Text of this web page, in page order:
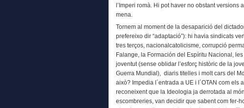
l’Imperi romà. Hi pot haver no obstant
mena.
Tornem al moment de la desaparició del
prefereixo dir “adaptació”): hi havia sindicats
tres terços, nacionalcatolicisme, corrupció
Falange, la Formación del Espíritu Nacional,
joventut (sense oblidar l’esforç històric de la
Guerra Mundial), diaris titelles i molt cars del
això? Impedia l´entrada a UE i l´OTAN com els
reconeixent que la Ideologia ja derrotada al
escombreries, van decidir que sabent com fer-